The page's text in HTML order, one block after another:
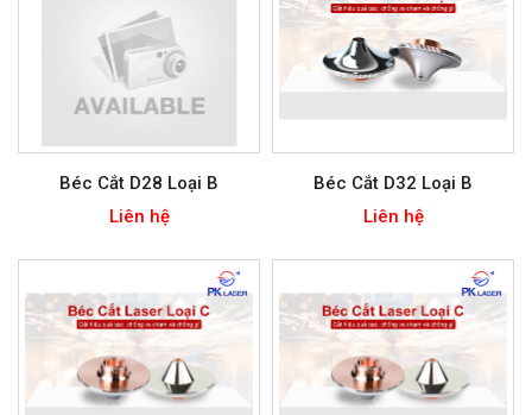
Béc Cắt D28 Loại B
Liên hệ
Béc Cắt D32 Loại B
Liên hệ